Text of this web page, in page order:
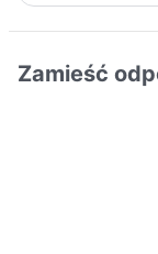
Zamieść